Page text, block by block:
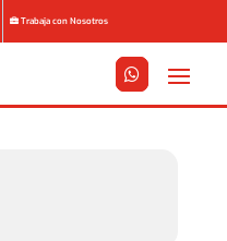
Trabaja con Nosotros


